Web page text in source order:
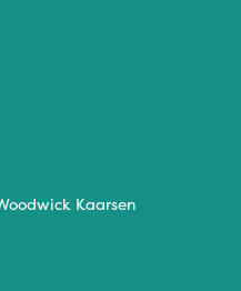
Kaarsen